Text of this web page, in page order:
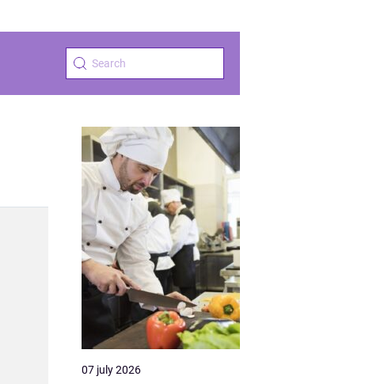
07 july 2026